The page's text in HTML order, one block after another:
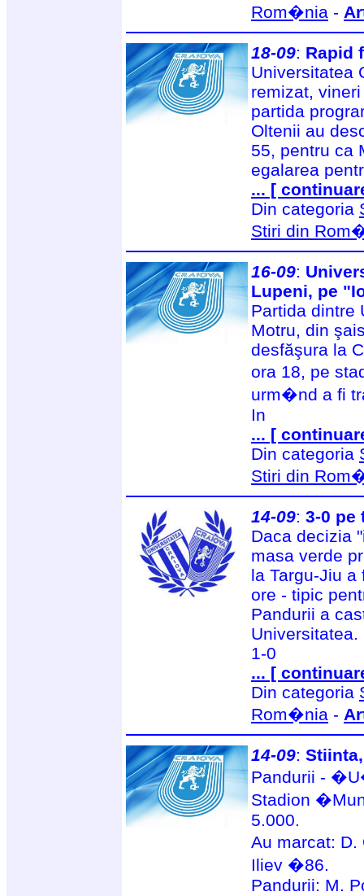
Rom�nia -
18-09: Rapid
Universitatea
remizat,
partida
Oltenii au
55, pentru ca
egalarea
... [
Din categoria
Stiri din
16-09:
Lupeni, pe
Partida dintre
Motru, din
desfăşura la
ora 18, pe
urm�nd a fi
In
... [
Din categoria
Stiri din
14-09: 3-0 pe
Daca decizia
masa verde
la Targu-Jiu
ore - tipic
Pandurii a
Universitatea.
1-0
... [
Din categoria
Rom�nia -
14-09:
Pandurii -
Stadion
5.000.
Au marcat:
Iliev �86.
Pandurii: M.